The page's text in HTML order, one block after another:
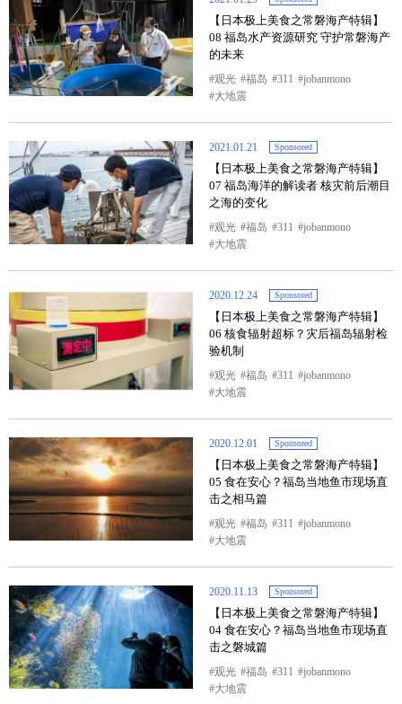
【日本极上美食之常磐海产特辑】
08 福岛水产资源研究 守护常磐海产
的未来
观光 福岛 311
jobanmono
大地震
2021.01.21 Sponsored
【日本极上美食之常磐海产特辑】
07 福岛海洋的解读者 核灾前后潮目
之海的变化
观光 福岛 311
jobanmono
大地震
2020.12.24 Sponsored
【日本极上美食之常磐海产特辑】
06 核食辐射超标？灾后福岛辐射检
验机制
观光 福岛 311
jobanmono
大地震
2020.12.01 Sponsored
【日本极上美食之常磐海产特辑】
05 食在安心？福岛当地鱼市现场直
击之相马篇
观光 福岛 311
jobanmono
大地震
2020.11.13 Sponsored
【日本极上美食之常磐海产特辑】
04 食在安心？福岛当地鱼市现场直
击之磐城篇
观光 福岛 311
jobanmono
大地震